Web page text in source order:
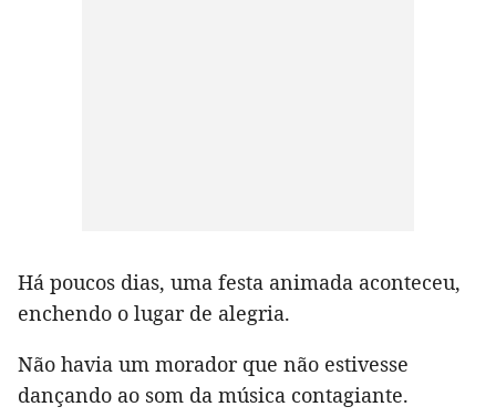
Há poucos dias, uma festa animada aconteceu,
enchendo o lugar de alegria.
Não havia um morador que não estivesse
dançando ao som da música contagiante.